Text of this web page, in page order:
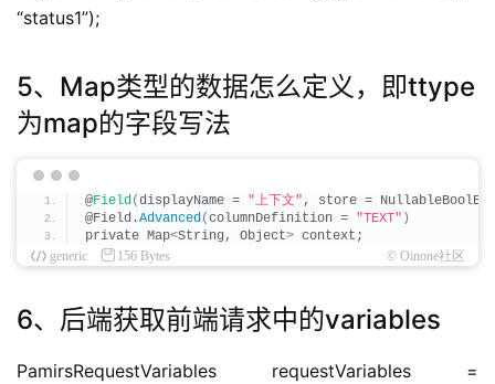
“status1”);
5、Map类型的数据怎么定义，即ttype
为map的字段写法
@Field(displayName = "上下文" , store =
@Field.Advanced(columnDefinition = "TEXT" )
private Map<String, Object> context;
generic
156 Bytes © Oinone社区
6、后端获取前端请求中的variables
PamirsRequestVariables requestVariables =